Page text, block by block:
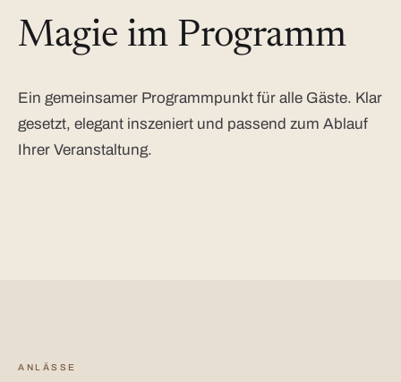
Magie im Programm
Ein gemeinsamer Programmpunkt für alle Gäste. Klar
gesetzt, elegant inszeniert und passend zum Ablauf
Ihrer Veranstaltung.
ANLÄSSE